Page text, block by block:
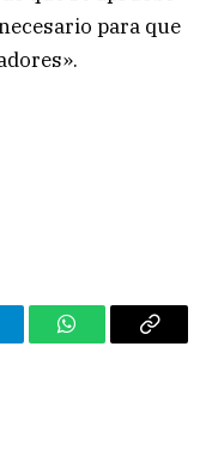
para que
WhatsAppCopy